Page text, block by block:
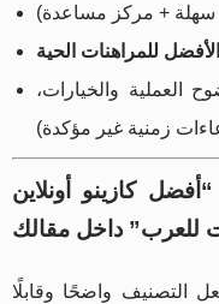
الأفضل للمراهنات الحية
العملية والخيارات،
كازينو أونلاين
للعرب” داخل مقالك
التصنيف واضحًا وقابلًا